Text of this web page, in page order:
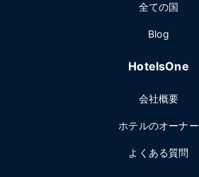
全ての国
Blog
HotelsOne
会社概要
ホテルのオーナー
よくある質問